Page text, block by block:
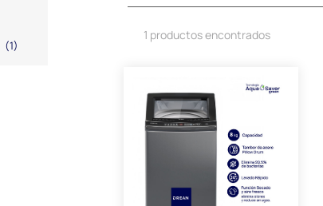
(1)
1 productos encontrados